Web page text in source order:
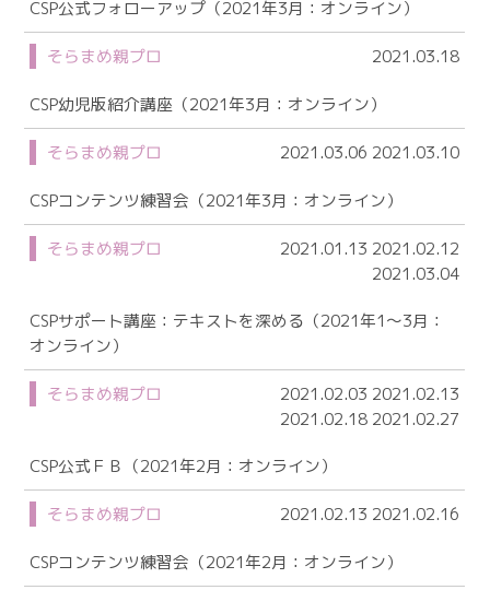
CSP公式フォローアップ（2021年3月：オンライン）
2021.03.18
そらまめ親プロ
CSP幼児版紹介講座（2021年3月：オンライン）
2021.03.06 2021.03.10
そらまめ親プロ
CSPコンテンツ練習会（2021年3月：オンライン）
2021.01.13 2021.02.12
2021.03.04
そらまめ親プロ
CSPサポート講座：テキストを深める（2021年1～3月：
オンライン）
2021.02.03 2021.02.13
2021.02.18 2021.02.27
そらまめ親プロ
CSP公式ＦＢ（2021年2月：オンライン）
2021.02.13 2021.02.16
そらまめ親プロ
CSPコンテンツ練習会（2021年2月：オンライン）